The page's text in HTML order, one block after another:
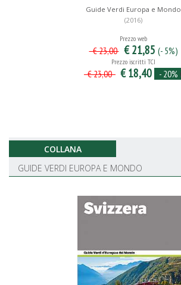
Guide Verdi Europa e Mondo
(2016)
Prezzo web
€ 23,00 € 21,85 (- 5%)
Prezzo iscritti TCI
€ 23,00 € 18,40 - 20%
COLLANA
GUIDE VERDI EUROPA E MONDO